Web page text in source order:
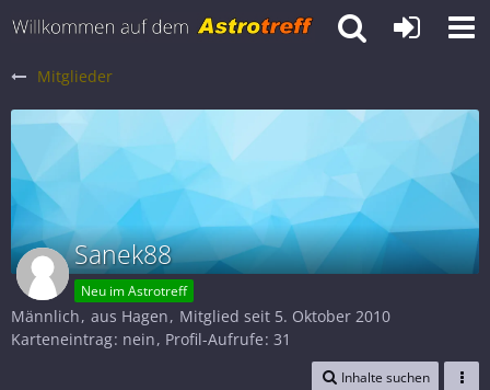
Mitglieder
Sanek88
Neu im Astrotreff
Männlich aus Hagen
Mitglied seit 5. Oktober 2010
Karteneintrag nein Profil-Aufrufe 31
Inhalte suchen